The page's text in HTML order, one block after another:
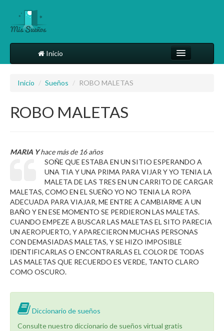
Inicio
Más
Inicio / Sueños / ROBO MALETAS
ROBO MALETAS
MARIA Yhace más de 16 años
SOÑE QUE ESTABA EN UN SITIO ESPERANDO A
UNA TIA Y UNA PRIMA PARA VIJAR Y YO TENIA LA
MALETA DE LAS TRES EN UN CARRITO DE CARGAR
MALETAS, COMO EN EL SUEÑO YO NO TENIA LA ROPA
ADECUADA PARA VIAJAR, ME ENTRE A CAMBIARME A UN
BAÑO Y EN ESE MOMENTO SE PERDIERON LAS MALETAS.
CUANDO EMPEZE A BUSCAR LAS MALETAS EL SITO PARECIA
UN AEROPUERTO, Y APARECIERON MUCHAS PERSONAS
CON DEMASIADAS MALETAS, Y SE HIZO IMPOSIBLE
IDENTIFICARLAS O ENCONTRARLAS EL COLOR DE TODAS
LAS MALETAS QUE RECUERDO ES VERDE, TANTO CLARO
COMO OSCURO.
Diccionario de sueños
Consulte nuestro diccionario de sueños virtual gratis